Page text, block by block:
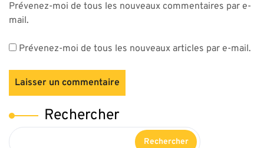
Prévenez-moi de tous les nouveaux commentaires par e-
mail.
Prévenez-moi de tous les nouveaux articles par e-mail.
Rechercher
Rechercher